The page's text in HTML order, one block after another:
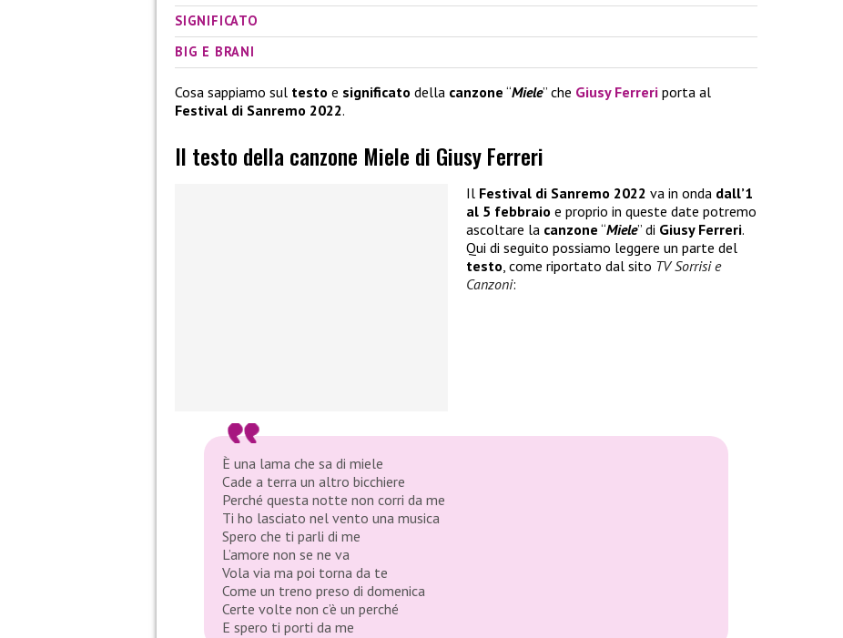
SIGNIFICATO
BIG E BRANI
Cosa sappiamo sul testo e significato della canzone “Miele” che Giusy Ferreri porta al
Festival di Sanremo 2022.
Il testo della canzone Miele di Giusy Ferreri
Il Festival di Sanremo 2022 va in onda dall’1
al 5 febbraio e proprio in queste date potremo
ascoltare la canzone “Miele” di Giusy Ferreri.
Qui di seguito possiamo leggere un parte del
testo, come riportato dal sito TV Sorrisi e
Canzoni:
È una lama che sa di miele
Cade a terra un altro bicchiere
Perché questa notte non corri da me
Ti ho lasciato nel vento una musica
Spero che ti parli di me
L’amore non se ne va
Vola via ma poi torna da te
Come un treno preso di domenica
Certe volte non c’è un perché
E spero ti porti da me